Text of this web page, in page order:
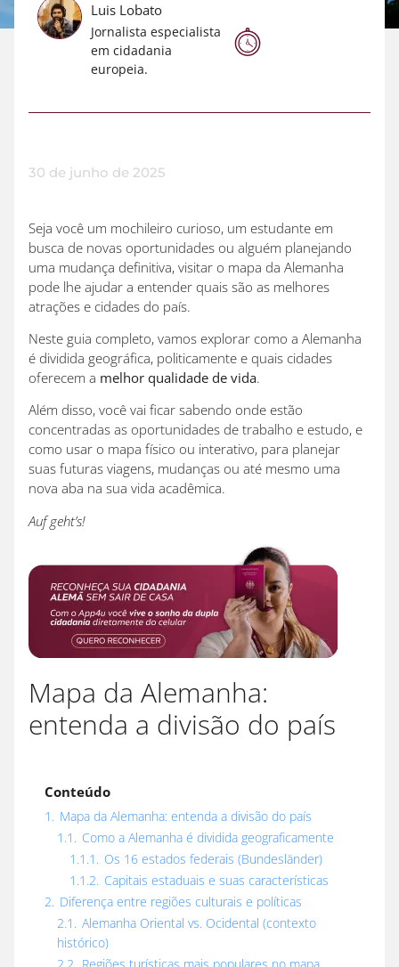
Luis Lobato
Jornalista especialista
em cidadania
europeia.
30 de junho de 2025
Seja você um mochileiro curioso, um estudante em
busca de novas oportunidades ou alguém planejando
uma mudança definitiva, visitar o mapa da Alemanha
pode lhe ajudar a entender quais são as melhores
atrações e cidades do país.
Neste guia completo, vamos explorar como a Alemanha
é dividida geográfica, politicamente e quais cidades
oferecem a melhor qualidade de vida.
Além disso, você vai ficar sabendo onde estão
concentradas as oportunidades de trabalho e estudo, e
como usar o mapa físico ou interativo, para planejar
suas futuras viagens, mudanças ou até mesmo uma
nova aba na sua vida acadêmica.
Auf geht’s!
Mapa da Alemanha:
entenda a divisão do país
Conteúdo
1. Mapa da Alemanha: entenda a divisão do país
1.1. Como a Alemanha é dividida geograficamente
1.1.1. Os 16 estados federais (Bundesländer)
1.1.2. Capitais estaduais e suas características
2. Diferença entre regiões culturais e políticas
2.1. Alemanha Oriental vs. Ocidental (contexto
histórico)